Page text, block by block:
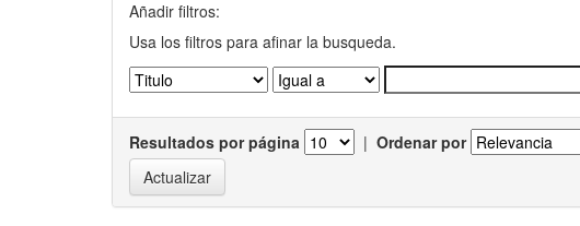
Añadir filtros:
Usa los filtros para afinar la busqueda.
Resultados por página | Ordenar por